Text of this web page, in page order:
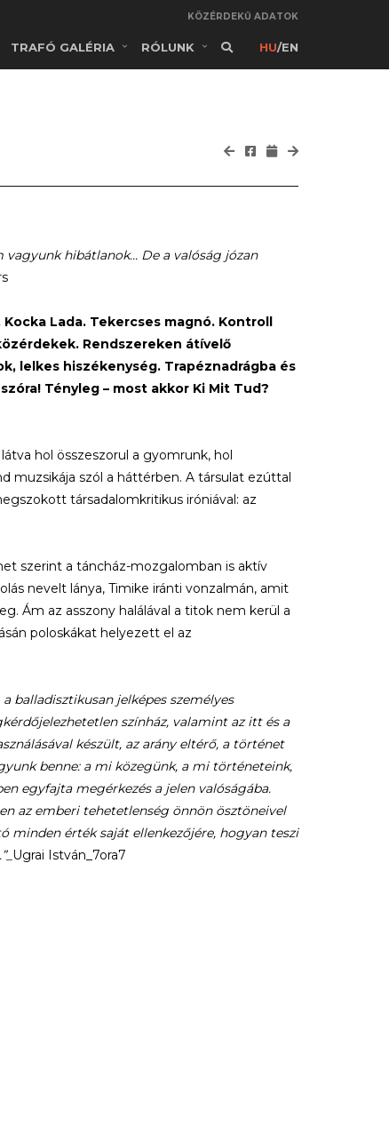
KÖZÉRDEKŰ ADATOK
TRAFÓ GALÉRIA RÓLUNK HU/EN
hibátlanok... De a valóság józan
Lada. Tekercses magnó. Kontroll
Rendszereken átívelő
lelkes hiszékenység. Trapéznadrágba és
Tényleg – most akkor Ki Mit Tud?
hol összeszorul a gyomrunk, hol
muzsikája szól a háttérben. A társulat ezúttal
társadalomkritikus iróniával: az
szerint a táncház-mozgalomban is aktív
nevelt lánya, Timike iránti vonzalmán, amit
Ám az asszony halálával a titok nem kerül a
poloskákat helyezett el az
balladisztikusan jelképes személyes
színház, valamint az itt és a
készült, az arány eltérő, a történet
benne: a mi közegünk, a mi történeteink,
egyfajta megérkezés a jelen valóságába.
az emberi tehetetlenség önnön ösztöneivel
érték saját ellenkezőjére, hogyan teszi
Ugrai István_7ora7